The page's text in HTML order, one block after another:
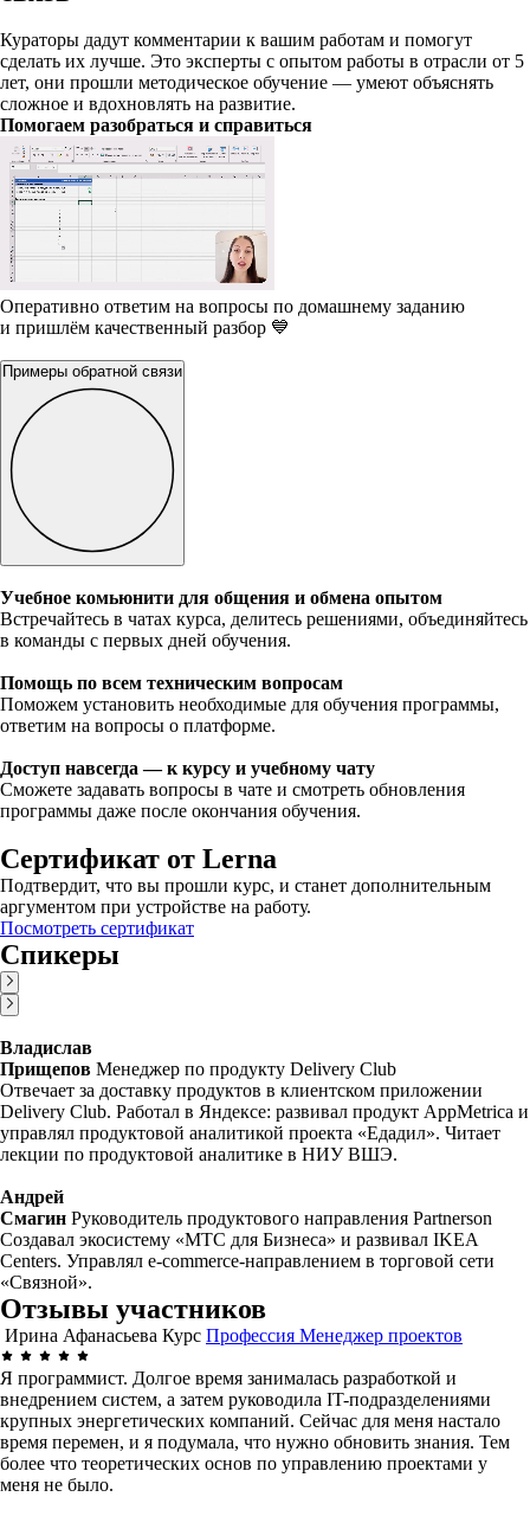
Кураторы дадут комментарии к вашим работам и помогут
сделать их лучше. Это эксперты с опытом работы в отрасли от 5
лет, они прошли методическое обучение — умеют объяснять
сложное и вдохновлять на развитие.
Помогаем разобраться и справиться
Оперативно ответим на вопросы по домашнему заданию
и пришлём качественный разбор 💙
Примеры обратной связи
Учебное комьюнити для общения и обмена опытом
Встречайтесь в чатах курса, делитесь решениями, объединяйтесь
в команды с первых дней обучения.
Помощь по всем техническим вопросам
Поможем установить необходимые для обучения программы,
ответим на вопросы о платформе.
Доступ навсегда — к курсу и учебному чату
Сможете задавать вопросы в чате и смотреть обновления
программы даже после окончания обучения.
Сертификат от Lerna
Подтвердит, что вы прошли курс, и станет дополнительным
аргументом при устройстве на работу.
Посмотреть сертификат
Спикеры
Владислав
Прищепов Менеджер по продукту Delivery Club
Отвечает за доставку продуктов в клиентском приложении
Delivery Club. Работал в Яндексе: развивал продукт AppMetrica и
управлял продуктовой аналитикой проекта «Едадил». Читает
лекции по продуктовой аналитике в НИУ ВШЭ.
Андрей
Смагин Руководитель продуктового направления Partnerson
Создавал экосистему «МТС для Бизнеса» и развивал IKEA
Centers. Управлял e-commerce-направлением в торговой сети
«Связной».
Отзывы участников
Ирина Афанасьева Курс Профессия Менеджер проектов
Я программист. Долгое время занималась разработкой и
внедрением систем, а затем руководила IT-подразделениями
крупных энергетических компаний. Сейчас для меня настало
время перемен, и я подумала, что нужно обновить знания. Тем
более что теоретических основ по управлению проектами у
меня не было.